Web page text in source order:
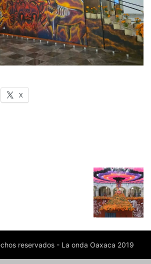
X
reservados - La onda Oaxaca 2019